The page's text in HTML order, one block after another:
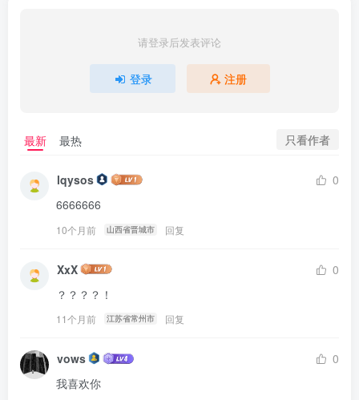
请登录后发表评论
登录 注册
最新 最热 只看作者
lqysos
0
6666666
10个月前 山西省晋城市 回复
XxX
0
？？？？！
11个月前 江苏省常州市 回复
vows
0
我喜欢你